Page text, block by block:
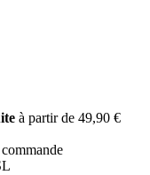
à partir de 49,90 €